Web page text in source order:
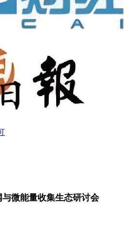
微能量收集生态研讨会